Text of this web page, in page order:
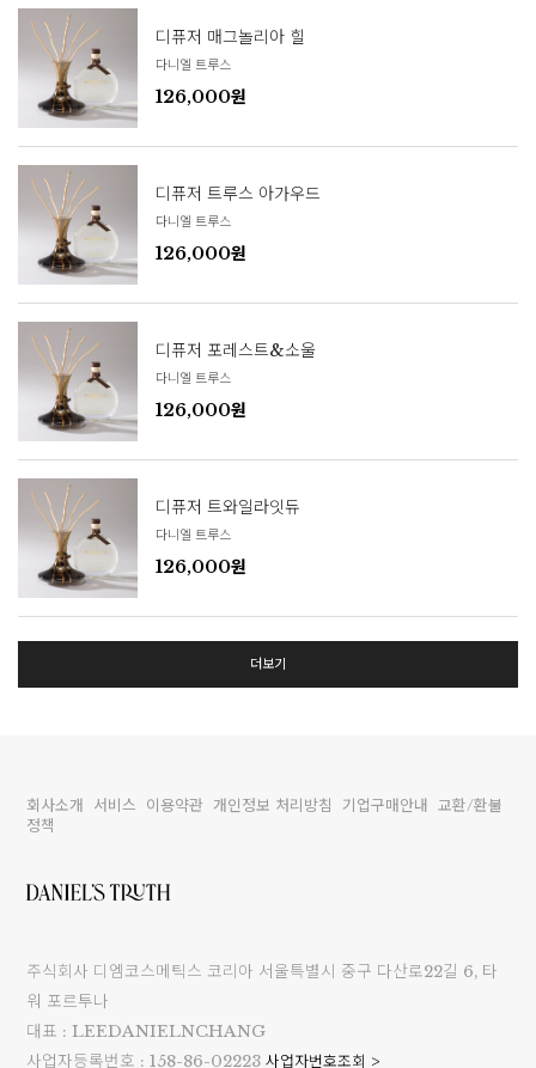
디퓨저 매그놀리아 힐
다니엘 트루스
126,000원
디퓨저 트루스 아가우드
다니엘 트루스
126,000원
디퓨저 포레스트&소울
다니엘 트루스
126,000원
디퓨저 트와일라잇듀
다니엘 트루스
126,000원
더보기
회사소개 서비스 이용약관 개인정보 처리방침 기업구매안내
교환/환불
정책
주식회사 디엠코스메틱스 코리아 서울특별시 중구 다산로22길 6, 타
워 포르투나
대표 : LEEDANIELNCHANG
사업자등록번호 : 158-86-02223 사업자번호조회 >